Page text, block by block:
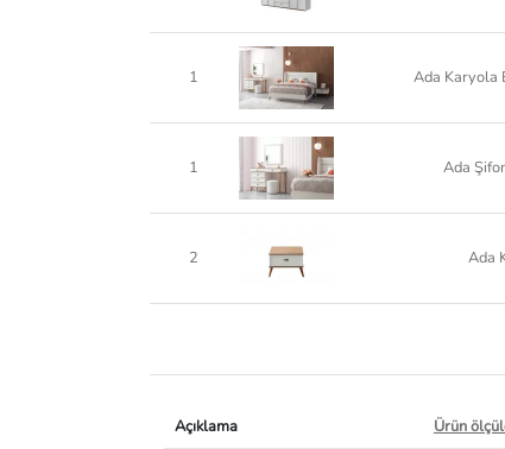
1 Ada Karyola
1 Ada
2 Ada
Açıklama
Ürün